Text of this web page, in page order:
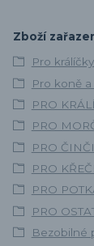
Zboží
Pro
Pro koně
PRO
PRO
PRO
PRO
PRO
PRO
Bezobilné